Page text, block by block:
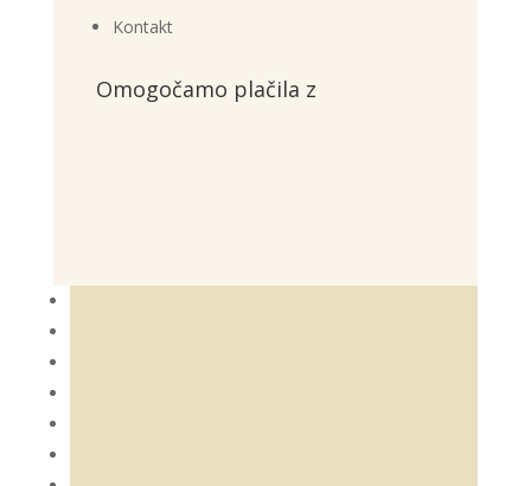
Kontakt
Omogočamo plačila z